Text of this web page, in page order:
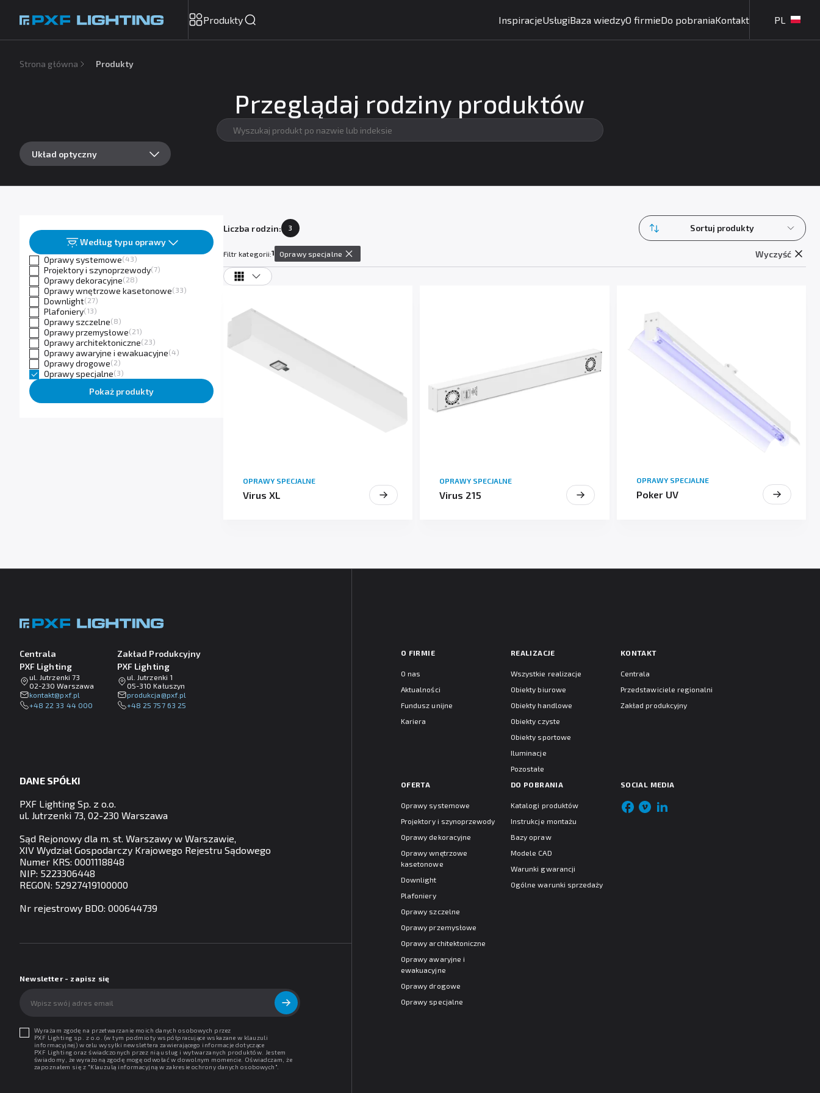
Produkty InspiracjeUsługiBaza wiedzyO firmieDo pobraniaKontakt PL
Strona główna Produkty
Przeglądaj rodziny produktów
Układ optyczny
Według typu oprawy
Oprawy systemowe(43)
Projektory i szynoprzewody(7)
Oprawy dekoracyjne(28)
Oprawy wnętrzowe kasetonowe(33)
Downlight(27)
Plafoniery(13)
Oprawy szczelne(8)
Oprawy przemysłowe(21)
Oprawy architektoniczne(23)
Oprawy awaryjne i ewakuacyjne(4)
Oprawy drogowe(2)
Oprawy specjalne(3)
Pokaż produkty
Liczba rodzin: 3 Sortuj produkty
Filtr kategorii:1 Oprawy specjalne Wyczyść
OPRAWY SPECJALNE
Virus XL
OPRAWY SPECJALNE
Virus 215
OPRAWY SPECJALNE
Poker UV
Centrala
PXF Lighting
ul. Jutrzenki 73
02-230 Warszawa
lp.fxp@tkatnok
+48 22 33 44 000
Zakład Produkcyjny
PXF Lighting
ul. Jutrzenki 1
05-310 Kałuszyn
lp.fxp@ajckudorp
+48 25 757 63 25
DANE SPÓŁKI
PXF Lighting Sp. z o.o.
ul. Jutrzenki 73, 02-230 Warszawa
Sąd Rejonowy dla m. st. Warszawy w Warszawie,
XIV Wydział Gospodarczy Krajowego Rejestru Sądowego
Numer KRS: 0001118848
NIP: 5223306448
REGON: 52927419100000
Nr rejestrowy BDO: 000644739
Newsletter - zapisz się
Wyrażam zgodę na przetwarzanie moich danych osobowych przez
PXF Lighting sp. z o.o. (w tym podmioty współpracujące wskazane w klauzuli
informacyjnej) w celu wysyłki newslettera zawierającego informacje dotyczące
PXF Lighting oraz świadczonych przez nią usług i wytwarzanych produktów. Jestem
świadomy, że wyrażoną zgodę mogę odwołać w dowolnym momencie. Oświadczam, że
zapoznałem się z "Klauzulą informacyjną w zakresie ochrony danych osobowych ".
O FIRMIE
O nas
Aktualności
Fundusz unijne
Kariera
REALIZACJE
Wszystkie realizacje
Obiekty biurowe
Obiekty handlowe
Obiekty czyste
Obiekty sportowe
Iluminacje
Pozostałe
KONTAKT
Centrala
Przedstawiciele regionalni
Zakład produkcyjny
OFERTA
Oprawy systemowe
Projektory i szynoprzewody
Oprawy dekoracyjne
Oprawy wnętrzowe
kasetonowe
Downlight
Plafoniery
Oprawy szczelne
Oprawy przemysłowe
Oprawy architektoniczne
Oprawy awaryjne i
ewakuacyjne
Oprawy drogowe
Oprawy specjalne
DO POBRANIA
Katalogi produktów
Instrukcje montażu
Bazy opraw
Modele CAD
Warunki gwarancji
Ogólne warunki sprzedaży
SOCIAL MEDIA